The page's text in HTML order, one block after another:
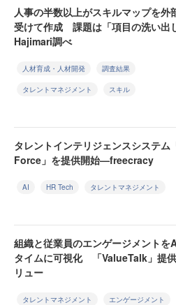
人事の半数以上がスキルマップを外
受けて作成 課題は「項目の洗い出
Hajimari調べ
人材育成・人材開発 調査結果
タレントマネジメント スキル
タレントインテリジェンスシステム
Force」を提供開始—freecracy
AI HR Tech タレントマネジメント
組織と従業員のエンゲージメントを
タイムに可視化 「ValueTalk」提
リュー
タレントマネジメント エンゲージメント